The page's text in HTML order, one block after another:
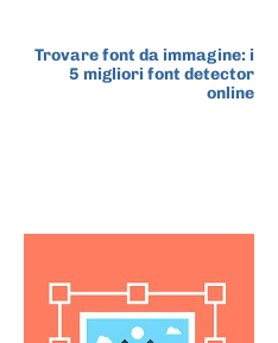
Trovare font da immagine: i
5 migliori font detector
online